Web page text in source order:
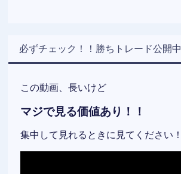
必ずチェック！！勝ちトレード公開中
この動画、長いけど
マジで見る価値あり！！
集中して見れるときに見てください！